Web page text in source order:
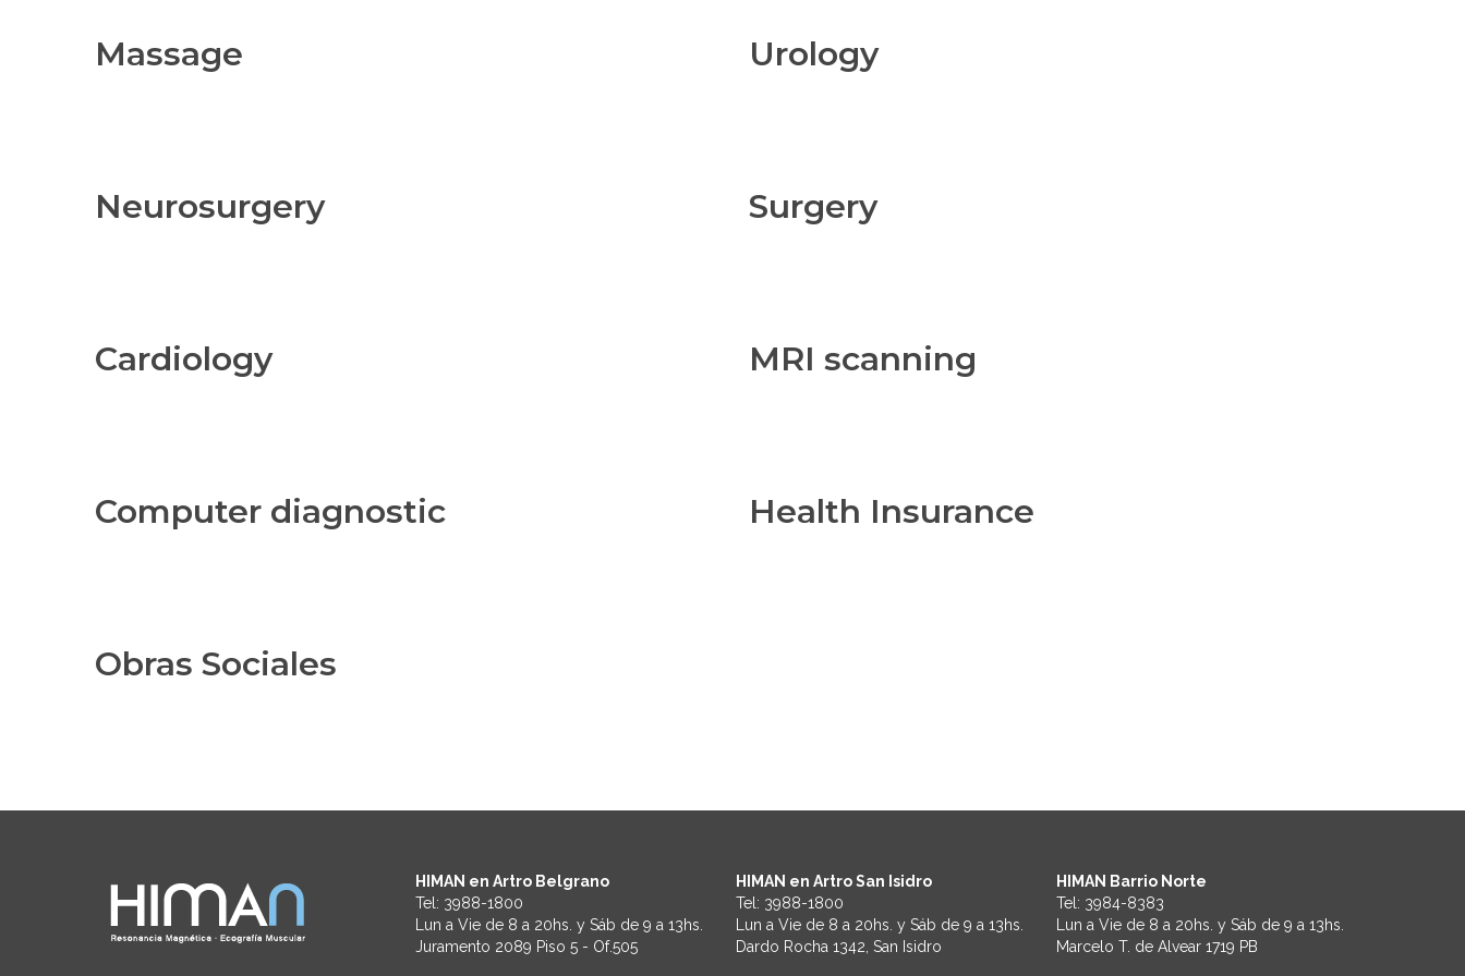
Massage Urology
Neurosurgery Surgery
Cardiology MRI scanning
Computer diagnostiс Health Insurance
Obras Sociales
HIMAN en Artro Belgrano
Tel: 3988-1800
Lun a Vie de 8 a 20hs. y Sáb de 9 a 13hs.
Juramento 2089 Piso 5 - Of.505
HIMAN en Artro San Isidro
Tel: 3988-1800
Lun a Vie de 8 a 20hs. y Sáb de 9 a 13hs.
Dardo Rocha 1342, San Isidro
HIMAN Barrio Norte
Tel: 3984-8383
Lun a Vie de 8 a 20hs. y Sáb de 9 a 13hs.
Marcelo T. de Alvear 1719 PB